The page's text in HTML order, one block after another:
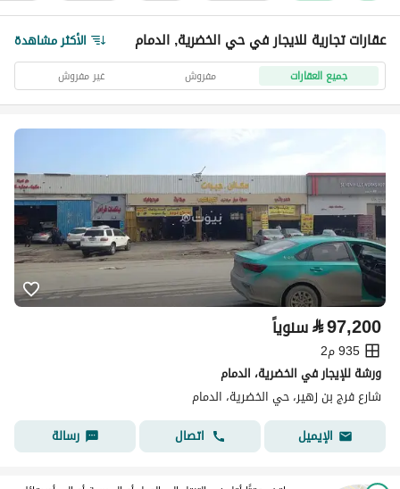
عقارات تجارية للايجار في حي الخضرية, الدمام الأكثر مشاهدة
جميع العقارات مفروش غير مفروش
⃁97,200 سنوياً
935 م2
ورشة للإيجار في الخضرية، الدمام
شارع فرج بن زهير، حي الخضرية، الدمام
الإيميل
اتصال رسالة